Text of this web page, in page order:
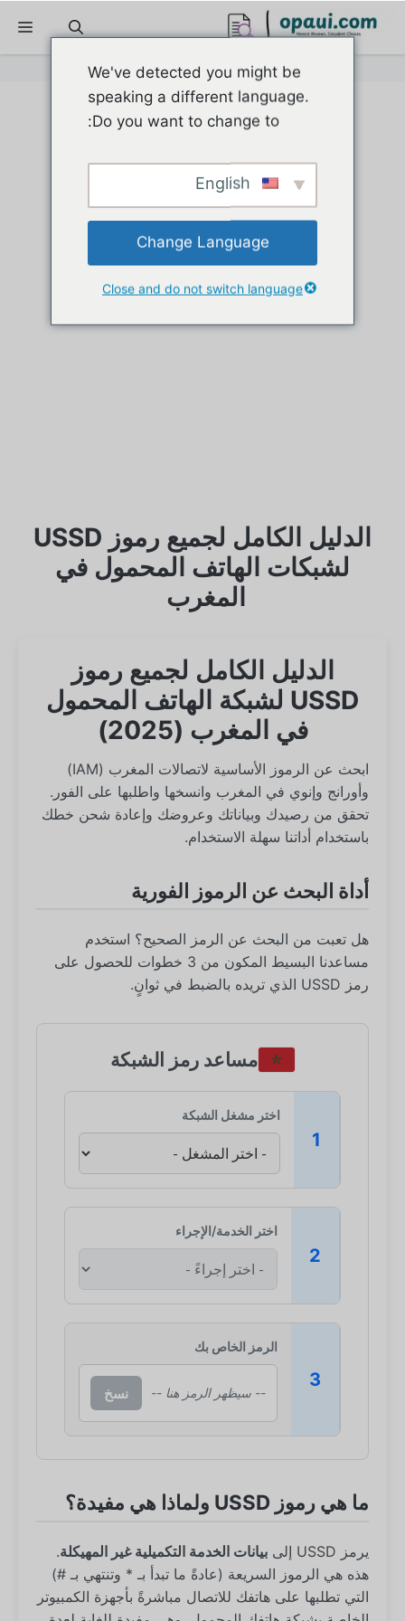
الدليل الكامل لجميع رموز USSD
لشبكات الهاتف المحمول في
المغرب
الدليل الكامل لجميع رموز
USSD لشبكة الهاتف المحمول
في المغرب (2025)
ابحث عن الرموز الأساسية لاتصالات المغرب (IAM)
وأورانج وإنوي في المغرب وانسخها واطلبها على الفور.
تحقق من رصيدك وبياناتك وعروضك وإعادة شحن خطك
باستخدام أداتنا سهلة الاستخدام.
أداة البحث عن الرموز الفورية
هل تعبت من البحث عن الرمز الصحيح؟ استخدم
مساعدنا البسيط المكون من 3 خطوات للحصول على
رمز USSD الذي تريده بالضبط في ثوانٍ.
مساعد رمز الشبكة
1
اختر مشغل الشبكة
2
اختر الخدمة/الإجراء
3
الرمز الخاص بك
-- سيظهر الرمز هنا -- نسخ
ما هي رموز USSD ولماذا هي مفيدة؟
يرمز USSD إلى بيانات الخدمة التكميلية غير المهيكلة.
هذه هي الرموز السريعة (عادةً ما تبدأ بـ * وتنتهي بـ #)
التي تطلبها على هاتفك للاتصال مباشرةً بأجهزة الكمبيوتر
We've detected you might be
speaking a different language.
Do you want to change to:
Change Language
Close and do not switch language